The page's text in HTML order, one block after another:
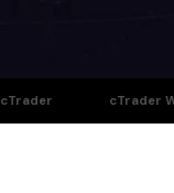
cTrader cTrader